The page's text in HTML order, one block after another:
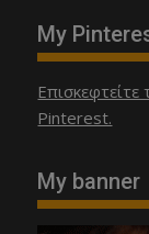
My
Pinterest.
My banner